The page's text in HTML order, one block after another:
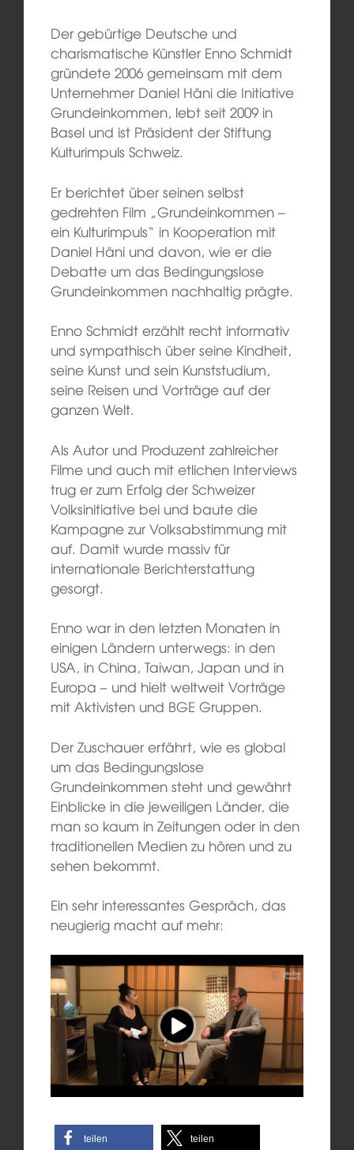
Der gebürtige Deutsche und
charismatische Künstler Enno Schmidt
gründete 2006 gemeinsam mit dem
Unternehmer Daniel Häni die Initiative
Grundeinkommen, lebt seit 2009 in
Basel und ist Präsident der Stiftung
Kulturimpuls Schweiz.
Er berichtet über seinen selbst
gedrehten Film „Grundeinkommen –
ein Kulturimpuls“ in Kooperation mit
Daniel Häni und davon, wie er die
Debatte um das Bedingungslose
Grundeinkommen nachhaltig prägte.
Enno Schmidt erzählt recht informativ
und sympathisch über seine Kindheit,
seine Kunst und sein Kunststudium,
seine Reisen und Vorträge auf der
ganzen Welt.
Als Autor und Produzent zahlreicher
Filme und auch mit etlichen Interviews
trug er zum Erfolg der Schweizer
Volksinitiative bei und baute die
Kampagne zur Volksabstimmung mit
auf. Damit wurde massiv für
internationale Berichterstattung
gesorgt.
Enno war in den letzten Monaten in
einigen Ländern unterwegs: in den
USA, in China, Taiwan, Japan und in
Europa – und hielt weltweit Vorträge
mit Aktivisten und BGE Gruppen.
Der Zuschauer erfährt, wie es global
um das Bedingungslose
Grundeinkommen steht und gewährt
Einblicke in die jeweiligen Länder, die
man so kaum in Zeitungen oder in den
traditionellen Medien zu hören und zu
sehen bekommt.
Ein sehr interessantes Gespräch, das
neugierig macht auf mehr:
teilen teilen